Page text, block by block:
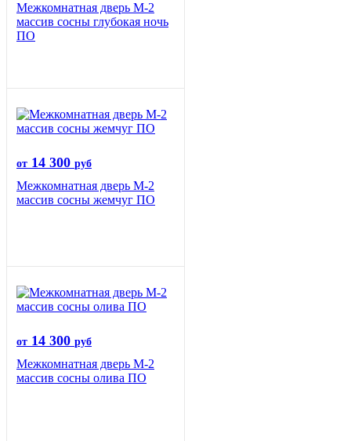
Межкомнатная дверь М-2
массив сосны глубокая ночь
ПО
от 14 300 руб
Межкомнатная дверь М-2
массив сосны жемчуг ПО
от 14 300 руб
Межкомнатная дверь М-2
массив сосны олива ПО